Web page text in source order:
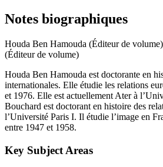
Notes biographiques
Houda Ben Hamouda (Éditeur de volume)
(Éditeur de volume)
Houda Ben Hamouda est doctorante en
internationales. Elle étudie les relations
et 1976. Elle est actuellement Ater à
Bouchard est doctorant en histoire des
l’Université Paris I. Il étudie l’image en
entre 1947 et 1958.
Key Subject Areas